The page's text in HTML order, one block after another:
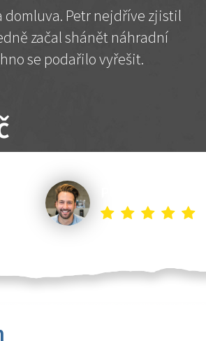
domluva. Petr nejdříve zjistil
začal shánět náhradní
se podařilo vyřešit.